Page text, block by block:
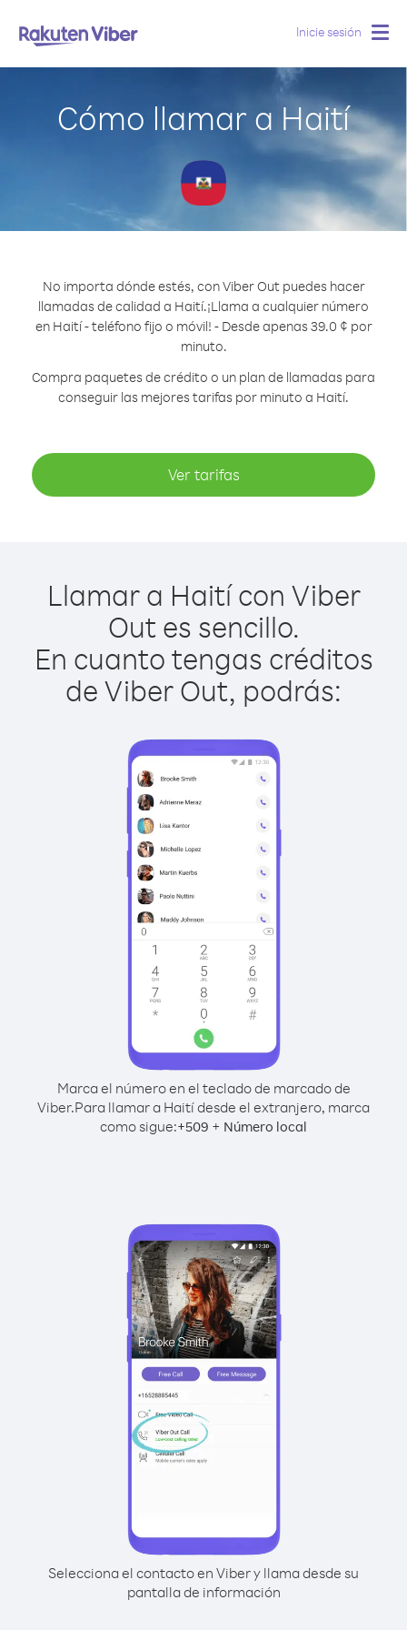
Inicie sesión
Cómo llamar a Haití
No importa dónde estés, con Viber Out puedes hacer
llamadas de calidad a Haití.¡Llama a cualquier número
en Haití - teléfono fijo o móvil! - Desde apenas 39.0 ¢ por
minuto.
Compra paquetes de crédito o un plan de llamadas para
conseguir las mejores tarifas por minuto a Haití.
Ver tarifas
Llamar a Haití con Viber
Out es sencillo.
En cuanto tengas créditos
de Viber Out, podrás:
Marca el número en el teclado de marcado de
Viber.Para llamar a Haití desde el extranjero, marca
como sigue:+509 + Número local
Selecciona el contacto en Viber y llama desde su
pantalla de información